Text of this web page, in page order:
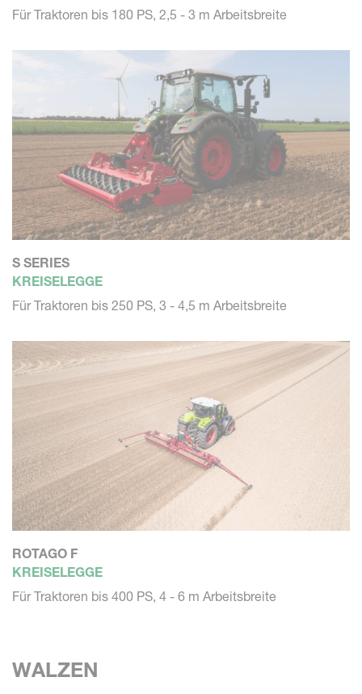
Für Traktoren bis 180 PS, 2,5 - 3 m Arbeitsbreite
S SERIES
KREISELEGGE
Für Traktoren bis 250 PS, 3 - 4,5 m Arbeitsbreite
ROTAGO F
KREISELEGGE
Für Traktoren bis 400 PS, 4 - 6 m Arbeitsbreite
WALZEN